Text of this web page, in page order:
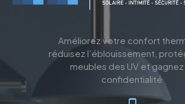
Améliorez votre confort
réduisez l’éblouissement,
meubles des UV et gagnez
confidentialité